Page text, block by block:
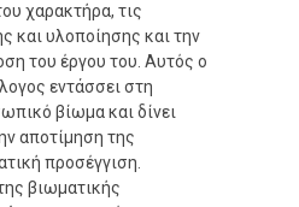
χαρακτήρα, τις
και υλοποίησης και την
του έργου του. Αυτός ο
εντάσσει στη
βίωμα και δίνει
αποτίμηση της
προσέγγιση.
βιωματικής